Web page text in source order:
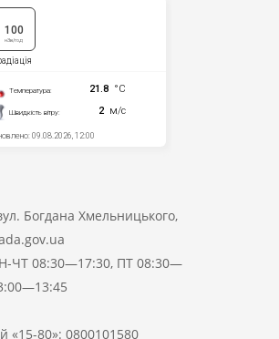
Богдана Хмельницького,
ЧТ 08:30—17:30, ПТ 08:30—
«15-80»: 0800101580